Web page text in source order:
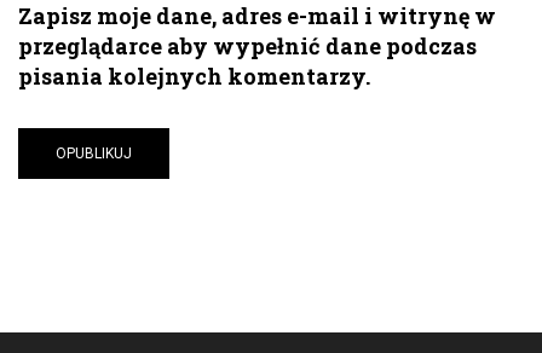
Zapisz moje dane, adres e-mail i witrynę w
przeglądarce aby wypełnić dane podczas
pisania kolejnych komentarzy.